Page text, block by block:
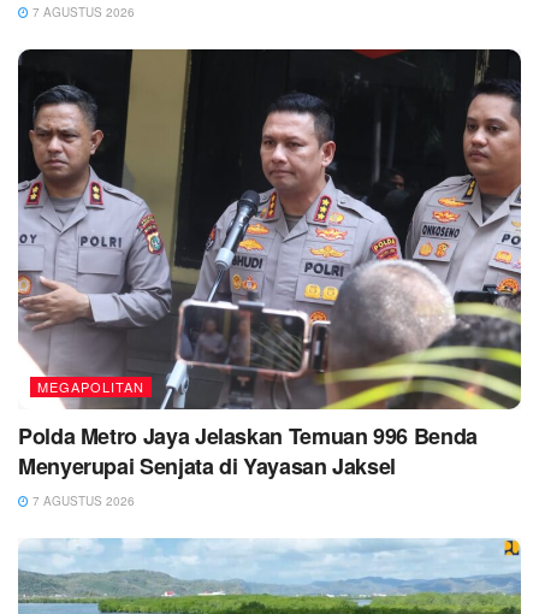
7 AGUSTUS 2026
MEGAPOLITAN
Polda Metro Jaya Jelaskan Temuan 996 Benda
Menyerupai Senjata di Yayasan Jaksel
7 AGUSTUS 2026